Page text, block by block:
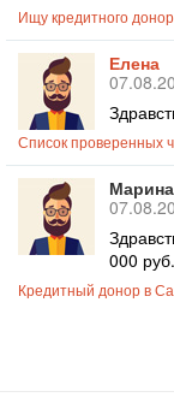
Ищу кредитного
Елена
Список проверенных
Марина
000
Кредитный донор в